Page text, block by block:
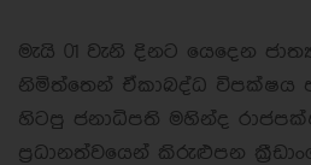
මැයි 01 වැනි දිනට යෙදෙන
නිමිත්තෙන් ඒකාබද්ධ විපක්ෂය
හිටපු ජනාධිපති මහින්ද
ප්‍රධානත්වයෙන් කිරුළුපන